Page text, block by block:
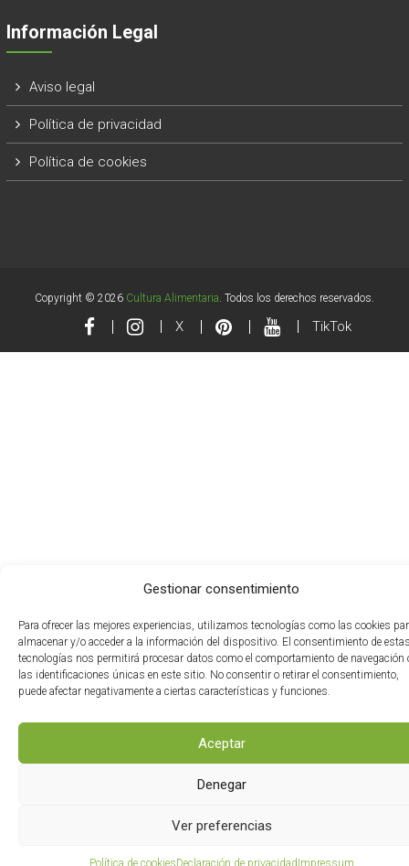
Gestionar consentimiento
Para ofrecer las mejores experiencias, utilizamos tecnologías como las cookies
almacenar y/o acceder a la información del dispositivo. El consentimiento de
tecnologías nos permitirá procesar datos como el comportamiento de navegación
las identificaciones únicas en este sitio. No consentir o retirar el consentimiento,
puede afectar negativamente a ciertas características y funciones.
Aceptar
Denegar
Ver preferencias
Política de cookiesDeclaración de privacidad Impressum
Información Legal
Aviso legal
Política de privacidad
Política de cookies
Copyright © 2026 Cultura Alimentaria. Todos los derechos reservados.
X TikTok